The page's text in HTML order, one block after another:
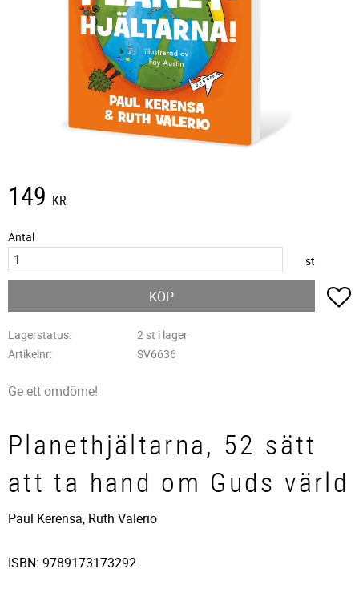
149 KR
Antal
st
KÖP
Lagerstatus
2 st i lager
Artikelnr
SV6636
Ge ett omdöme!
Planethjältarna, 52 sätt
att ta hand om Guds värld
Paul Kerensa, Ruth Valerio
ISBN: 9789173173292